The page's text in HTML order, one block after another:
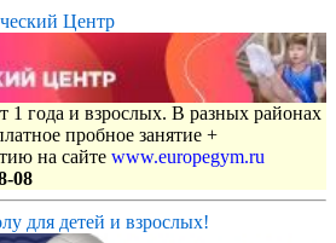
Центр
1 года и взрослых. В разных районах
пробное занятие +
на сайте www.europegym.ru
08
для детей и взрослых!